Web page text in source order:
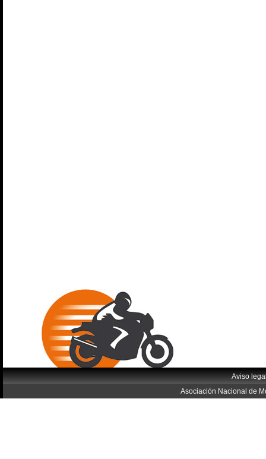
Aviso
Asociación Nacional de